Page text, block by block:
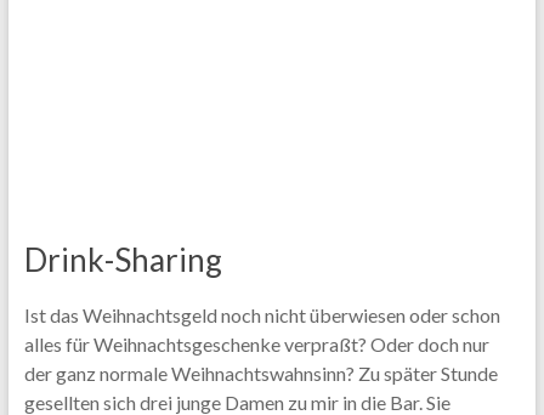
Drink-Sharing
Ist das Weihnachtsgeld noch nicht überwiesen oder schon
alles für Weihnachtsgeschenke verpraßt? Oder doch nur
der ganz normale Weihnachtswahnsinn? Zu später Stunde
gesellten sich drei junge Damen zu mir in die Bar. Sie